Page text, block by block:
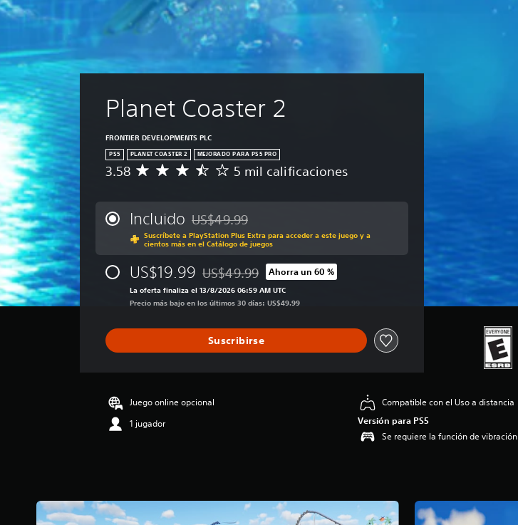
Planet Coaster 2
FRONTIER DEVELOPMENTS PLC
PS5 PLANET COASTER 2 MEJORADO PARA PS5 PRO
C
i
f
a
c
p
r
m
d
o
e
3.58 5 mil calificaciones
Incluido Rebajado del precio original de US$49.99
US$49.99
Suscríbete a PlayStation Plus Extra para acceder a este juego y a
cientos más en el Catálogo de juegos
US$19.99 Rebajado del precio original de US$49.99
US$49.99 Ahorra un 60 %
La oferta finaliza el 13/8/2026 06:59 AM UTC
Precio más bajo en los últimos 30 días: US$49.99
Suscribirse
Juego online opcional
1 jugador
Compatible con el Uso a distancia
Versión para PS5
Se requiere la función de vibración